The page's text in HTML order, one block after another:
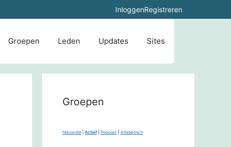
InloggenRegistreren
Groepen Leden Updates Sites
Groepen
Nieuwste Actief Populair Alfabetisch